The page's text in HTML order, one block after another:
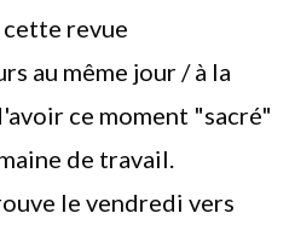
revue
au même jour / à la
ce moment "sacré"
de travail.
le vendredi vers